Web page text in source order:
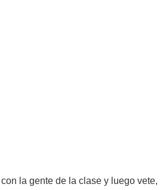
la gente de la clase y luego vete,